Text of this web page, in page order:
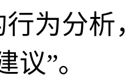
行为分析
议”。